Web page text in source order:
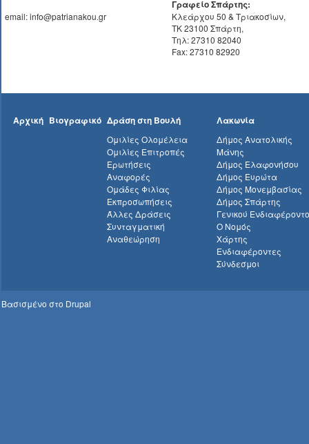
email: info@patrianakou.gr
Γραφείο Σπάρτης:
Κλεάρχου 50 & Τριακοσίων,
ΤΚ 23100 Σπάρτη,
Τηλ: 27310 82040
Fax: 27310 82920
Αρχική Βιογραφικό Δράση στη Βουλή
Ομιλίες Ολομέλεια
Ομιλίες Επιτροπές
Ερωτήσεις
Αναφορές
Ομάδες Φιλίας
Εκπροσωπήσεις
Άλλες Δράσεις
Συνταγματική
Αναθεώρηση
Λακωνία
Δήμος Ανατολικής
Μάνης
Δήμος Ελαφονήσου
Δήμος Ευρώτα
Δήμος Μονεμβασίας
Δήμος Σπάρτης
Γενικού
Ο Νομός
Χάρτης
Ενδιαφέροντες
Σύνδεσμοι
Βασισμένο στο Drupal